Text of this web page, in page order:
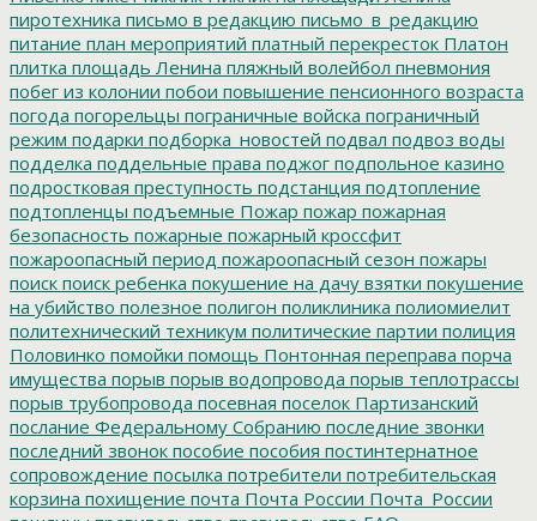
пиротехника письмо в редакцию письмо_в_редакцию
питание план мероприятий платный перекресток Платон
плитка площадь Ленина пляжный волейбол пневмония
побег из колонии побои повышение пенсионного возраста
погода погорельцы пограничные войска пограничный
режим подарки подборка_новостей подвал подвоз воды
подделка поддельные права поджог подпольное казино
подростковая преступность подстанция подтопление
подтопленцы подъемные Пожар пожар пожарная
безопасность пожарные пожарный кроссфит
пожароопасный период пожароопасный сезон пожары
поиск поиск ребенка покушение на дачу взятки покушение
на убийство полезное полигон поликлиника полиомиелит
политехнический техникум политические партии полиция
Половинко помойки помощь Понтонная переправа порча
имущества порыв порыв водопровода порыв теплотрассы
порыв трубопровода посевная поселок Партизанский
послание Федеральному Собранию последние звонки
последний звонок пособие пособия постинтернатное
сопровождение посылка потребители потребительская
корзина похищение почта Почта России Почта_России